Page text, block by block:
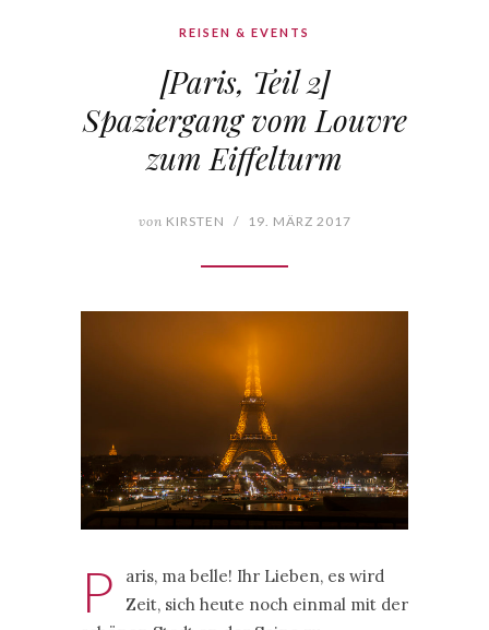
REISEN & EVENTS
[Paris, Teil 2]
Spaziergang vom Louvre
zum Eiffelturm
von KIRSTEN / 19. MÄRZ 2017
P
aris, ma belle! Ihr Lieben, es wird
Zeit, sich heute noch einmal mit der